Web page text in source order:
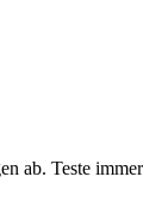
ab. Teste